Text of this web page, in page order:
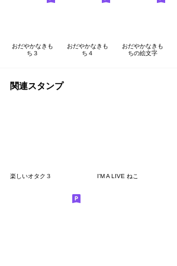
おだやかなきも
ち３
おだやかなきも
ち４
おだやかなきも
ちの絵文字
関連スタンプ
楽しいオタク３ I'M A LIVE ねこ